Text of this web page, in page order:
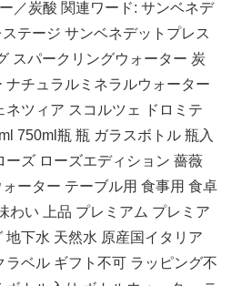
／炭酸 関連ワード: サンベネデ
テージ サンベネデットプレス
スパークリングウォーター 炭
ナチュラルミネラルウォーター
ネツィア スコルツェ ドロミテ
750ml瓶 瓶 ガラスボトル 瓶入
ーズ ローズエディション 薔薇
ーター テーブル用 食事用 食卓
わい 上品 プレミアム プレミア
地下水 天然水 原産国イタリア
ベル ギフト不可 ラッピング不